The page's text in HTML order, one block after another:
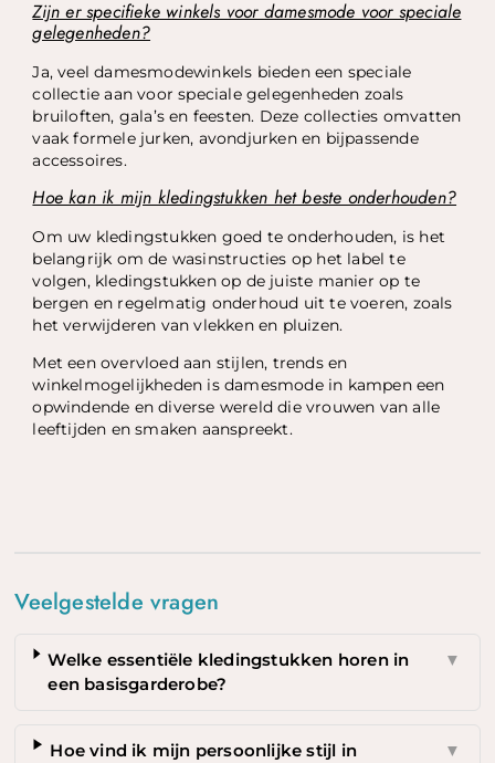
Zijn er specifieke winkels voor damesmode voor speciale
gelegenheden?
Ja, veel damesmodewinkels bieden een speciale
collectie aan voor speciale gelegenheden zoals
bruiloften, gala’s en feesten. Deze collecties omvatten
vaak formele jurken, avondjurken en bijpassende
accessoires.
Hoe kan ik mijn kledingstukken het beste onderhouden?
Om uw kledingstukken goed te onderhouden, is het
belangrijk om de wasinstructies op het label te
volgen, kledingstukken op de juiste manier op te
bergen en regelmatig onderhoud uit te voeren, zoals
het verwijderen van vlekken en pluizen.
Met een overvloed aan stijlen, trends en
winkelmogelijkheden is damesmode in kampen een
opwindende en diverse wereld die vrouwen van alle
leeftijden en smaken aanspreekt.
Veelgestelde vragen
Welke essentiële kledingstukken horen in
een basisgarderobe?
▼
Hoe vind ik mijn persoonlijke stijl in
▼